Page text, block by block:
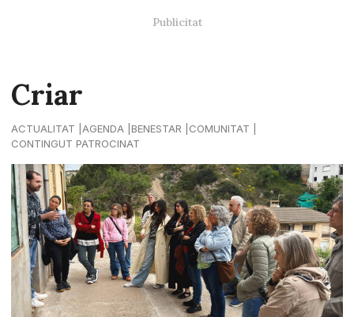
Criar
ACTUALITAT AGENDA BENESTAR
COMUNITAT
CONTINGUT PATROCINAT